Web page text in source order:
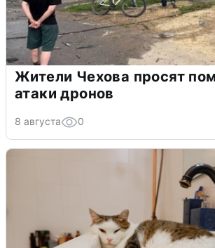
Жители Чехова просят
атаки дронов
8 августа 0